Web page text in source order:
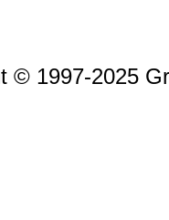
© 1997-2025